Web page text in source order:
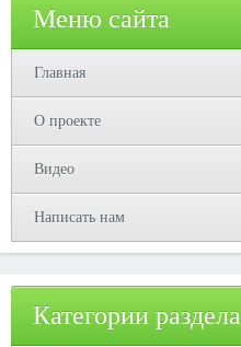
Меню сайта
Главная
О проекте
Видео
Написать нам
Категории раздела